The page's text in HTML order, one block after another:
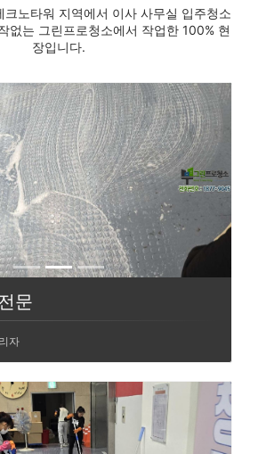
크노타워 지역에서 이사 사무실 입주청소
없는 그린프로청소에서 작업한 100% 현
장입니다.
문
자